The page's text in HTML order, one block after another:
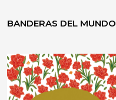
BANDERAS DEL MUNDO